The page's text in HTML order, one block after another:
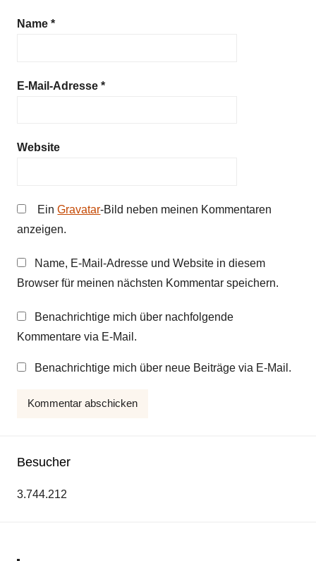
Name *
E-Mail-Adresse *
Website
EinGravatar-Bild neben meinen Kommentaren
anzeigen.
Name, E-Mail-Adresse und Website in diesem
Browser für meinen nächsten Kommentar speichern.
Benachrichtige mich über nachfolgende
Kommentare via E-Mail.
Benachrichtige mich über neue Beiträge via E-Mail.
Besucher
3.744.212